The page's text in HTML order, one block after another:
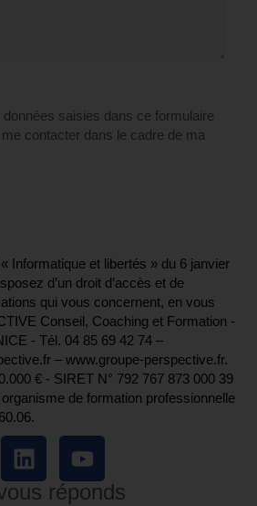
saisies dans ce formulaire
contacter dans le cadre de ma
Informatique et libertés » du 6 janvier
d’un droit d’accès et de
qui vous concernent, en vous
Conseil, Coaching et Formation -
- Tél. 04 85 69 42 74⁩ –
– www.groupe-perspective.fr.
€ - SIRET N° 792 767 873 000 39
de formation professionnelle
réponds